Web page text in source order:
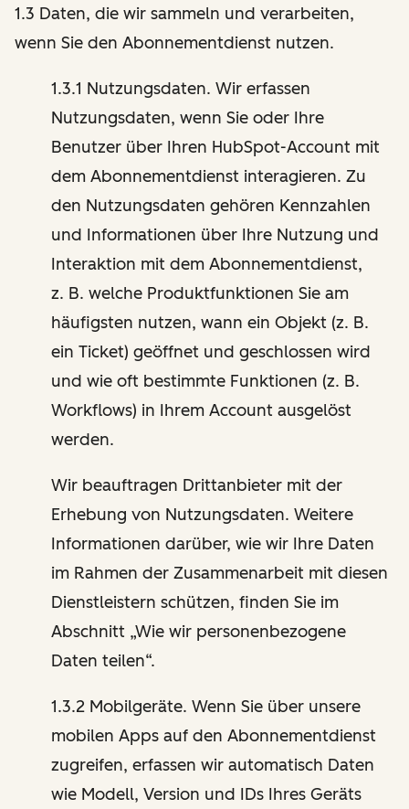
1.3 Daten, die wir sammeln und verarbeiten,
wenn Sie den Abonnementdienst nutzen.
1.3.1 Nutzungsdaten. Wir erfassen
Nutzungsdaten, wenn Sie oder Ihre
Benutzer über Ihren HubSpot-Account mit
dem Abonnementdienst interagieren. Zu
den Nutzungsdaten gehören Kennzahlen
und Informationen über Ihre Nutzung und
Interaktion mit dem Abonnementdienst,
z. B. welche Produktfunktionen Sie am
häufigsten nutzen, wann ein Objekt (z. B.
ein Ticket) geöffnet und geschlossen wird
und wie oft bestimmte Funktionen (z. B.
Workflows) in Ihrem Account ausgelöst
werden.
Wir beauftragen Drittanbieter mit der
Erhebung von Nutzungsdaten. Weitere
Informationen darüber, wie wir Ihre Daten
im Rahmen der Zusammenarbeit mit diesen
Dienstleistern schützen, finden Sie im
Abschnitt „Wie wir personenbezogene
Daten teilen“.
1.3.2 Mobilgeräte. Wenn Sie über unsere
mobilen Apps auf den Abonnementdienst
zugreifen, erfassen wir automatisch Daten
wie Modell, Version und IDs Ihres Geräts